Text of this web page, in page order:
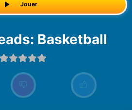
Jouer
Basketball